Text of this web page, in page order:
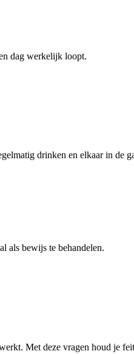
dag werkelijk loopt.
drinken en elkaar in de
als bewijs te behandelen.
Met deze vragen houd je